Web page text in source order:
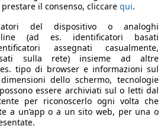
- Varese - Va
prestare il consenso, cliccare qui.
del dispositivo o analoghi
(ad es. identificatori basati
assegnati casualmente,
sulla rete) insieme ad altre
tipo di browser e informazioni sul
dello schermo, tecnologie
essere archiviati sul o letti dal
per riconoscerlo ogni volta che
a un’app o a un sito web, per una o